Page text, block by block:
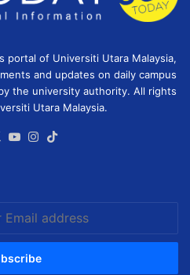
portal of Universiti Utara Malaysia,
and updates on daily campus
the university authority. All rights
Utara Malaysia.
X YouTubeInstagram